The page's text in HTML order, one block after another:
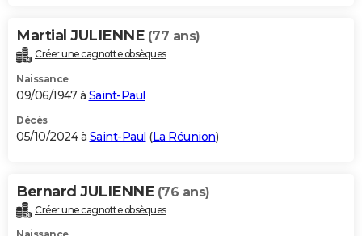
Martial JULIENNE (77 ans)
Créer une cagnotte obsèques
Naissance
09/06/1947 à Saint-Paul
Décès
05/10/2024 à Saint-Paul (La Réunion)
Bernard JULIENNE (76 ans)
Créer une cagnotte obsèques